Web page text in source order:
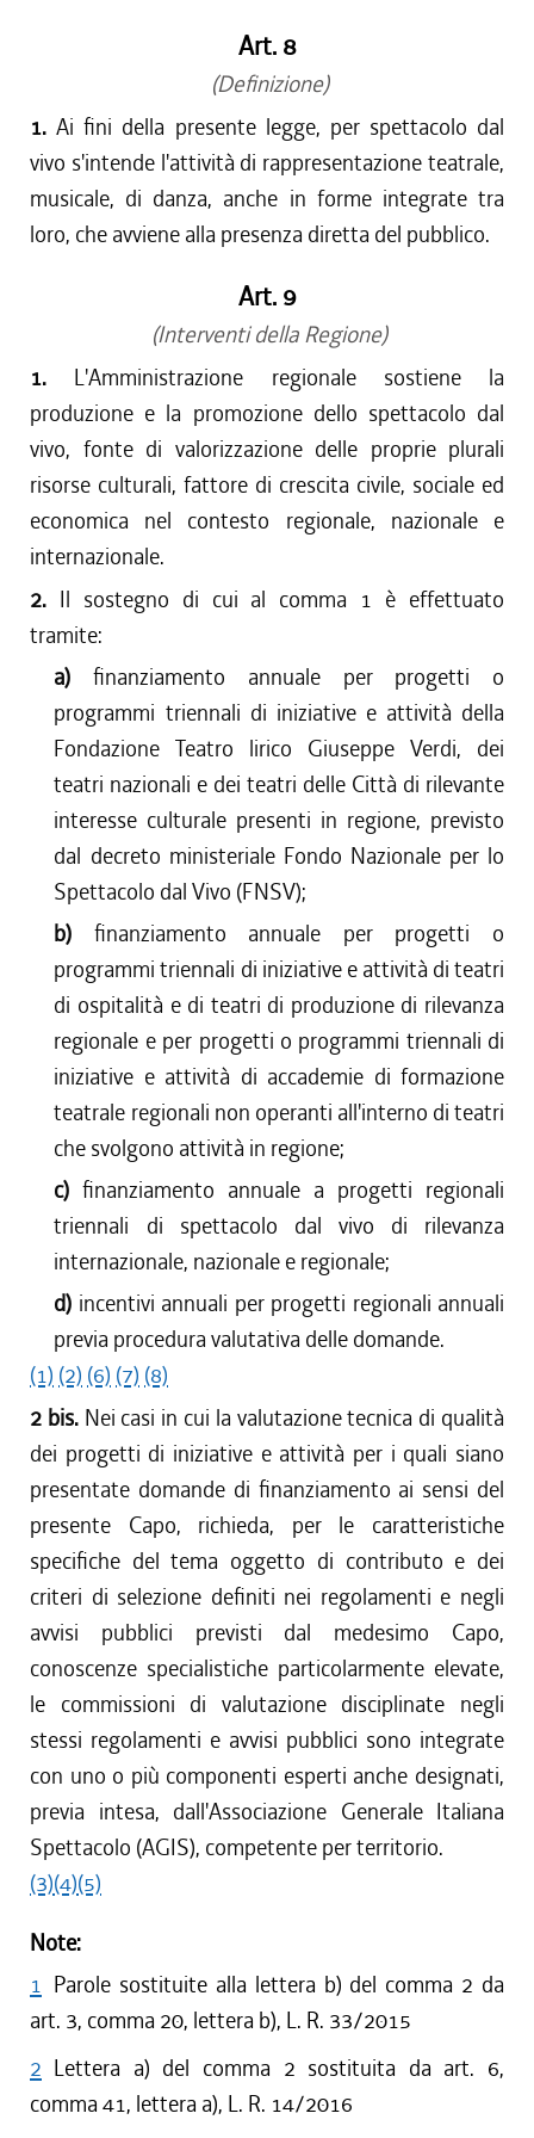
dal 10/08/2017 al 07/11/2018
dal 18/05/2017 al 09/08/2017
dal 01/12/2016 al 17/05/2017
dal 10/11/2016 al 30/11/2016
dal 13/08/2016 al 09/11/2016
dal 13/05/2016 al 12/08/2016
dal 26/02/2016 al 12/05/2016
dal 01/01/2016 al 12/01/2016
dal 11/08/2015 al 31/12/2015
dal 07/01/2015 al 30/03/2015
dal 04/09/2014 al 06/01/2015
Art. 8
(Definizione)
1.Ai fini della presente legge, per spettacolo dal
vivo s'intende l'attività di rappresentazione teatrale,
musicale, di danza, anche in forme integrate tra
loro, che avviene alla presenza diretta del pubblico.
Art. 9
(Interventi della Regione)
1. L'Amministrazione regionale sostiene la
produzione e la promozione dello spettacolo dal
vivo, fonte di valorizzazione delle proprie plurali
risorse culturali, fattore di crescita civile, sociale ed
economica nel contesto regionale, nazionale e
internazionale.
2. Il sostegno di cui al comma 1 è effettuato
tramite:
a)finanziamento annuale per progetti o
programmi triennali di iniziative e attività della
Fondazione Teatro lirico Giuseppe Verdi, dei
teatri nazionali e dei teatri delle Città di rilevante
interesse culturale presenti in regione, previsto
dal decreto ministeriale Fondo Nazionale per lo
Spettacolo dal Vivo (FNSV);
b) finanziamento annuale per progetti o
programmi triennali di iniziative e attività di teatri
di ospitalità e di teatri di produzione di rilevanza
regionale e per progetti o programmi triennali di
iniziative e attività di accademie di formazione
teatrale regionali non operanti all'interno di teatri
che svolgono attività in regione;
c)finanziamento annuale a progetti regionali
triennali di spettacolo dal vivo di rilevanza
internazionale, nazionale e regionale;
d) incentivi annuali per progetti regionali annuali
previa procedura valutativa delle domande.
(1) (2) (6) (7) (8)
2 bis. Nei casi in cui la valutazione tecnica di qualità
dei progetti di iniziative e attività per i quali siano
presentate domande di finanziamento ai sensi del
presente Capo, richieda, per le caratteristiche
specifiche del tema oggetto di contributo e dei
criteri di selezione definiti nei regolamenti e negli
avvisi pubblici previsti dal medesimo Capo,
conoscenze specialistiche particolarmente elevate,
le commissioni di valutazione disciplinate negli
stessi regolamenti e avvisi pubblici sono integrate
con uno o più componenti esperti anche designati,
previa intesa, dall'Associazione Generale Italiana
Spettacolo (AGIS), competente per territorio.
(3)(4)(5)
Note:
1 Parole sostituite alla lettera b) del comma 2 da
art. 3, comma 20, lettera b), L. R. 33/2015
2 Lettera a) del comma 2 sostituita da art. 6,
comma 41, lettera a), L. R. 14/2016